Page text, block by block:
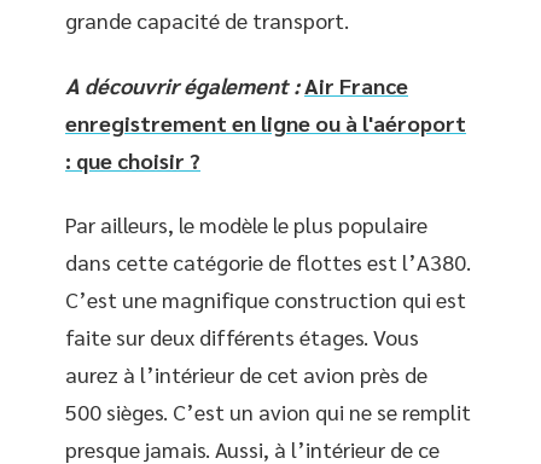
grande capacité de transport.
A découvrir également : Air France
enregistrement en ligne ou à l'aéroport
: que choisir ?
Par ailleurs, le modèle le plus populaire
dans cette catégorie de flottes est l’A380.
C’est une magnifique construction qui est
faite sur deux différents étages. Vous
aurez à l’intérieur de cet avion près de
500 sièges. C’est un avion qui ne se remplit
presque jamais. Aussi, à l’intérieur de ce